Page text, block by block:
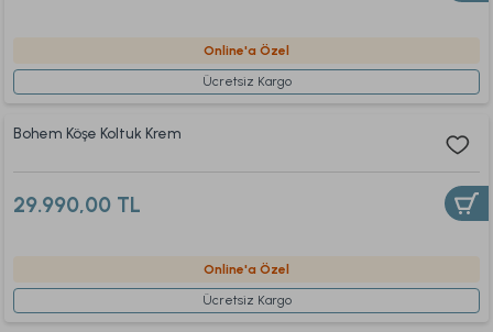
Online'a Özel
Ücretsiz Kargo
Bohem Köşe Koltuk Krem
29.990,00 TL
Online'a Özel
Ücretsiz Kargo